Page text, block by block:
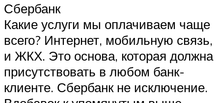
Сбербанк
Какие услуги мы оплачиваем чаще
всего? Интернет, мобильную связь,
и ЖКХ. Это основа, которая должна
присутствовать в любом банк-
клиенте. Сбербанк не исключение.